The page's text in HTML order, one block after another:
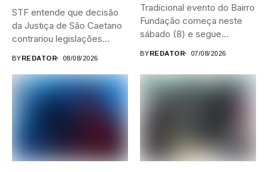
STF entende que decisão
da Justiça de São Caetano
contrariou legislações
BYREDATOR 08/08/2026
Tradicional evento do Bairro
Fundação começa neste
sábado (8) e segue
BYREDATOR 07/08/2026